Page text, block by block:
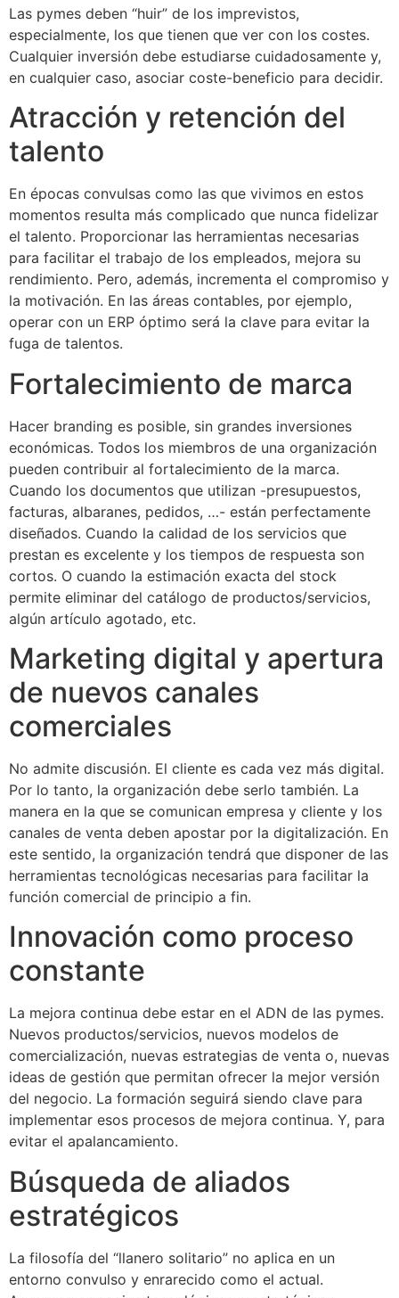
Las pymes deben “huir” de los imprevistos,
especialmente, los que tienen que ver con los costes.
Cualquier inversión debe estudiarse cuidadosamente y,
en cualquier caso, asociar coste-beneficio para decidir.
Atracción y retención del
talento
En épocas convulsas como las que vivimos en estos
momentos resulta más complicado que nunca fidelizar
el talento. Proporcionar las herramientas necesarias
para facilitar el trabajo de los empleados, mejora su
rendimiento. Pero, además, incrementa el compromiso y
la motivación. En las áreas contables, por ejemplo,
operar con un ERP óptimo será la clave para evitar la
fuga de talentos.
Fortalecimiento de marca
Hacer branding es posible, sin grandes inversiones
económicas. Todos los miembros de una organización
pueden contribuir al fortalecimiento de la marca.
Cuando los documentos que utilizan -presupuestos,
facturas, albaranes, pedidos, …- están perfectamente
diseñados. Cuando la calidad de los servicios que
prestan es excelente y los tiempos de respuesta son
cortos. O cuando la estimación exacta del stock
permite eliminar del catálogo de productos/servicios,
algún artículo agotado, etc.
Marketing digital y apertura
de nuevos canales
comerciales
No admite discusión. El cliente es cada vez más digital.
Por lo tanto, la organización debe serlo también. La
manera en la que se comunican empresa y cliente y los
canales de venta deben apostar por la digitalización. En
este sentido, la organización tendrá que disponer de las
herramientas tecnológicas necesarias para facilitar la
función comercial de principio a fin.
Innovación como proceso
constante
La mejora continua debe estar en el ADN de las pymes.
Nuevos productos/servicios, nuevos modelos de
comercialización, nuevas estrategias de venta o, nuevas
ideas de gestión que permitan ofrecer la mejor versión
del negocio. La formación seguirá siendo clave para
implementar esos procesos de mejora continua. Y, para
evitar el apalancamiento.
Búsqueda de aliados
estratégicos
La filosofía del “llanero solitario” no aplica en un
entorno convulso y enrarecido como el actual.